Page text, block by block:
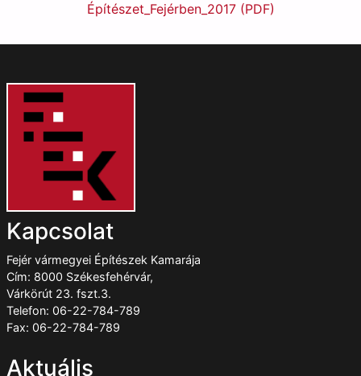
Építészet_Fejérben_2017 (PDF)
Kapcsolat
Fejér vármegyei Építészek Kamarája
Cím: 8000 Székesfehérvár,
Várkörút 23. fszt.3.
Telefon: 06-22-784-789
Fax: 06-22-784-789
Aktuális